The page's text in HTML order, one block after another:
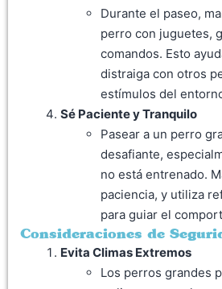
Durante el paseo,
perro con juguetes,
comandos. Esto
distraiga con otros
estímulos del
Sé Paciente y Tranquilo
Pasear a un perro
desafiante,
no está entrenado.
paciencia, y utiliza
para guiar el
Consideraciones de
Evita Climas Extremos
Los perros grandes